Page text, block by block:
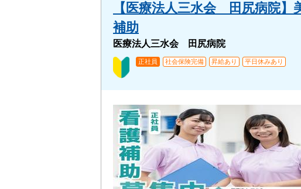
【医療法人三水会 田尻病院】
補助
医療法人三水会 田尻病院
正社員 社会保険完備 昇給あり 平日休みあり